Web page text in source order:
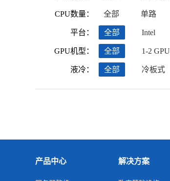
CPU数量：
平台：
GPU机型：
液冷：
全部 单路
全部 Intel
全部 1-2 GPU
全部 冷板式
产品中心 解决方案